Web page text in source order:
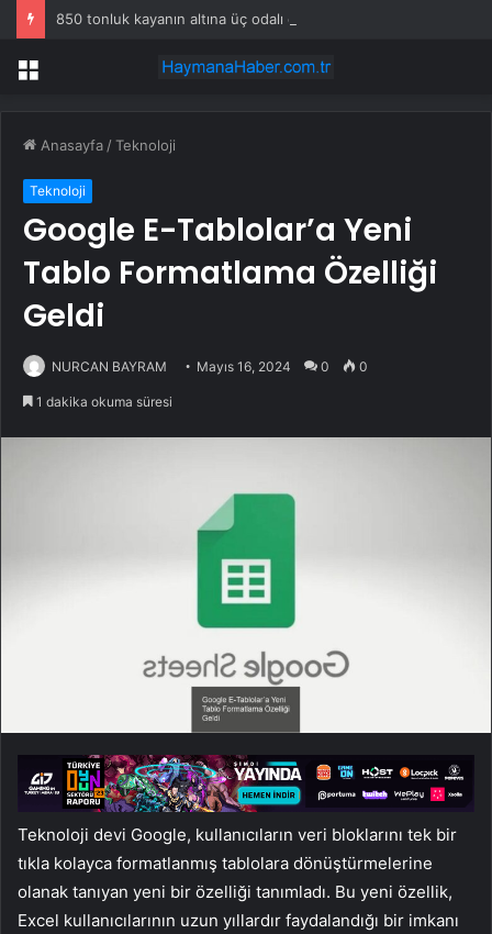
850 tonluk kayanın altına üç odalı ev inşa etti
Menü
Anasayfa /Teknoloji
Teknoloji
Google E-Tablolar’a Yeni
Tablo Formatlama Özelliği
Geldi
NURCAN BAYRAM Mayıs 16, 2024 0 0
1 dakika okuma süresi
Teknoloji devi Google, kullanıcıların veri bloklarını tek bir
tıkla kolayca formatlanmış tablolara dönüştürmelerine
olanak tanıyan yeni bir özelliği tanımladı. Bu yeni özellik,
Excel kullanıcılarının uzun yıllardır faydalandığı bir imkanı